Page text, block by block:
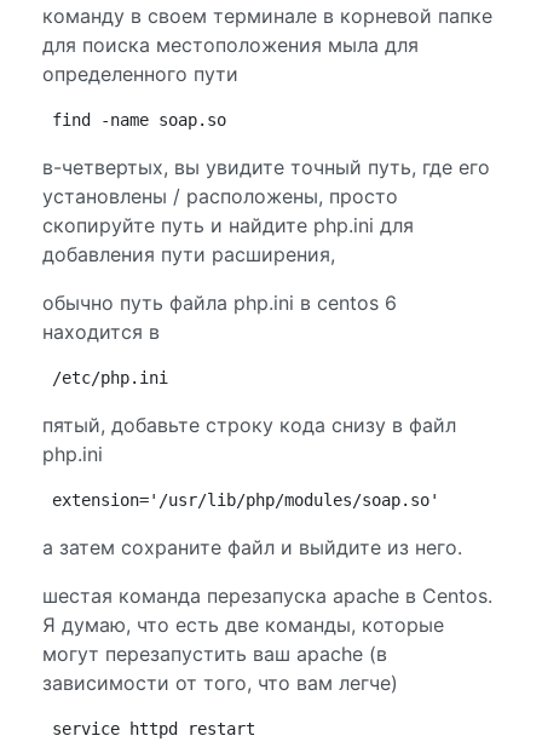
команду в своем терминале в корневой папке
для поиска местоположения мыла для
определенного пути
find -name soap.so
в-четвертых, вы увидите точный путь, где его
установлены / расположены, просто
скопируйте путь и найдите php.ini для
добавления пути расширения,
обычно путь файла php.ini в centos 6
находится в
/etc/php.ini
пятый, добавьте строку кода снизу в файл
php.ini
extension='/usr/lib/php/modules/soap.so'
а затем сохраните файл и выйдите из него.
шестая команда перезапуска apache в Centos.
Я думаю, что есть две команды, которые
могут перезапустить ваш apache (в
зависимости от того, что вам легче)
service httpd restart